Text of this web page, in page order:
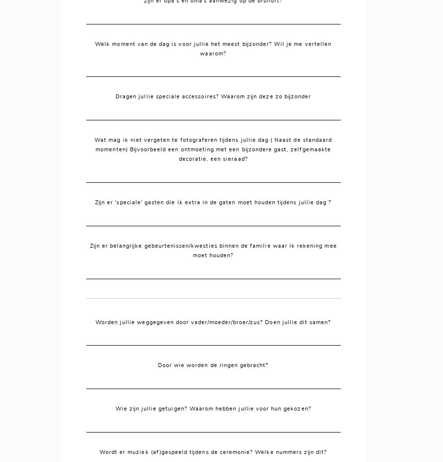
Welk moment van de dag is voor jullie het meest bijzonder? Wil je me vertellen
waarom?
Dragen jullie speciale accessoires? Waarom zijn deze zo bijzonder
Wat mag ik niet vergeten te fotograferen tijdens jullie dag ( Naast de standaard
momenten) Bijvoorbeeld een ontmoeting met een bijzondere gast, zelfgemaakte
decoratie, een sieraad?
Zijn er 'speciale' gasten die ik extra in de gaten moet houden tijdens jullie dag ?
Zijn er belangrijke gebeurtenissen/kwesties binnen de familie waar ik rekening mee
moet houden?
Worden jullie weggegeven door vader/moeder/broer/zus? Doen jullie dit samen?
Door wie worden de ringen gebracht?
Wie zijn jullie getuigen? Waarom hebben jullie voor hun gekozen?
Wordt er muziek (af)gespeeld tijdens de ceremonie? Welke nummers zijn dit?